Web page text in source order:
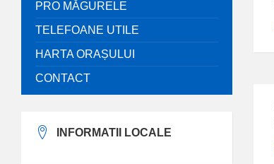
PRO MĂGURELE
TELEFOANE UTILE
HARTA ORAȘULUI
CONTACT
INFORMATII LOCALE